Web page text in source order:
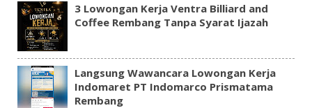
3 Lowongan Kerja Ventra Billiard and
Coffee Rembang Tanpa Syarat Ijazah
Langsung Wawancara Lowongan Kerja
Indomaret PT Indomarco Prismatama
Rembang